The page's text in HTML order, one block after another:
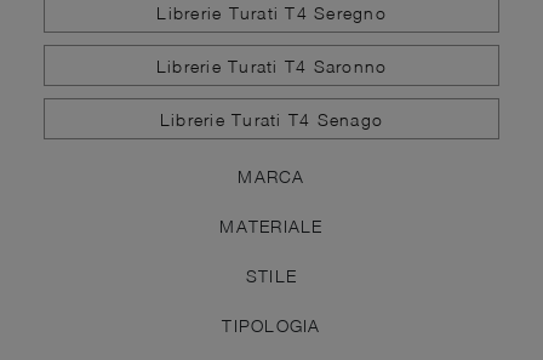
Librerie Turati T4 Seregno
Librerie Turati T4 Saronno
Librerie Turati T4 Senago
MARCA
MATERIALE
STILE
TIPOLOGIA